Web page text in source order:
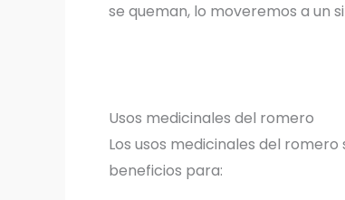
se queman, lo moveremos a un
Usos medicinales del romero
Los usos medicinales del
beneficios para: